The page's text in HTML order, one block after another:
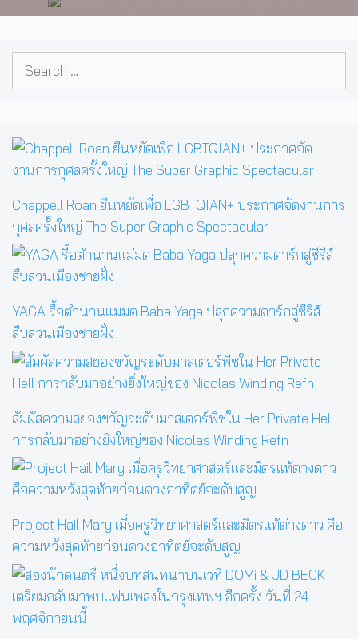
Search
Chappell Roan ยืนหยัดเพื่อ LGBTQIAN+ ประกาศจัดงานการ
กุศลครั้งใหญ่ The Super Graphic Spectacular
YAGA รื้อตำนานแม่มด Baba Yaga ปลุกความดาร์กสู่ซีรีส์
สืบสวนเมืองชายฝั่ง
สัมผัสความสยองขวัญระดับมาสเตอร์พีซใน Her Private Hell
การกลับมาอย่างยิ่งใหญ่ของ Nicolas Winding Refn
Project Hail Mary เมื่อครูวิทยาศาสตร์และมิตรแท้ต่างดาว คือ
ความหวังสุดท้ายก่อนดวงอาทิตย์จะดับสูญ